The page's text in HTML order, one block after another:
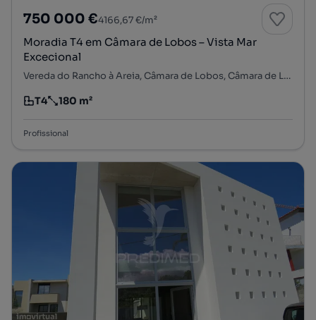
750 000 €4166,67 €/m²
Moradia T4 em Câmara de Lobos – Vista Mar
Excecional
Vereda do Rancho à Areia, Câmara de Lobos, Câmara de Lobos, Ilha da Madeira
Tipologia
T4
Preço por metro quadrado
180 m²
Profissional